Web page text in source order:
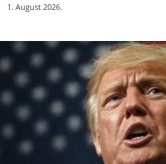
1. August 2026.